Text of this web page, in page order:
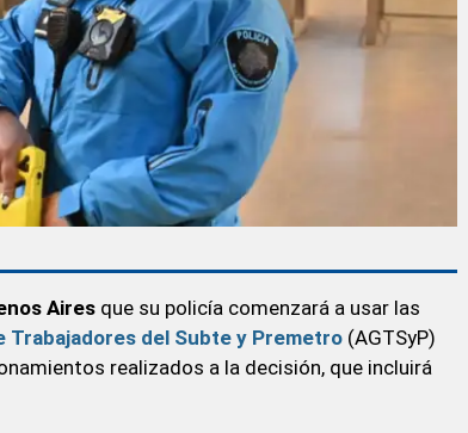
Aires que su policía comenzará a usar las
Trabajadores del Subte y Premetro (AGTSyP)
realizados a la decisión, que incluirá